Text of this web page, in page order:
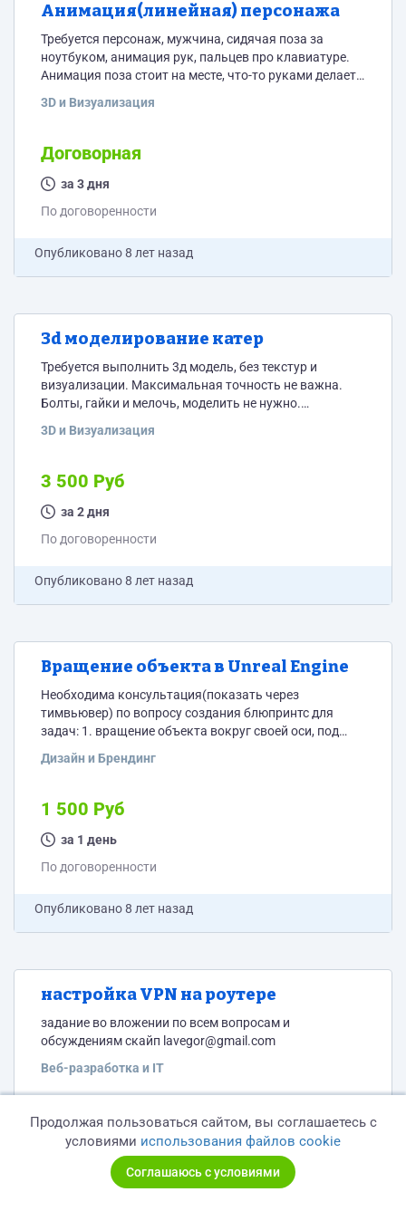
Анимация(линейная) персонажа
Требуется персонаж, мужчина, сидячая поза за
ноутбуком, анимация рук, пальцев про клавиатуре.
Анимация поза стоит на месте, что-то руками делает.
вас также персонаж, уже готовый, можно из
3ds max. Рендер не требуется, сцена будет выдана
заранее с подробным описанием.
3D и Визуализация
Договорная
за 3 дня
По договоренности
Опубликовано8 лет назад
3d моделирование катер
Требуется выполнить 3д модель, без текстур и
визуализации. Максимальная точность не важна.
Болты, гайки и мелочь, моделить не нужно.
3D и Визуализация
3 500 Руб
за 2 дня
По договоренности
Опубликовано8 лет назад
Вращение объекта в Unreal Engine
Необходима консультация(показать через
тимвьювер) по вопросу создания блюпринтс для
задач: 1. вращение объекта вокруг своей оси, под
пока клавиша удерживается, объект крутится на 360
с тач ивент, для последющего теста на андроид.
Дизайн и Брендинг
1 500 Руб
за 1 день
По договоренности
Опубликовано8 лет назад
настройка VPN на роутере
задание во вложении по всем вопросам и
обсуждениям скайп lavegor@gmail.com
Веб-разработка и IT
500 Руб
за 1 день
По договоренности
Продолжая пользоваться сайтом, вы соглашаетесь с
условиями использования файлов cookie
Соглашаюсь с условиями